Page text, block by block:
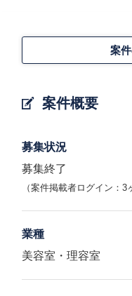
案件概要
案
募集状況
募集終了
（案件掲載者ログイン：3
業種
美容室・理容室